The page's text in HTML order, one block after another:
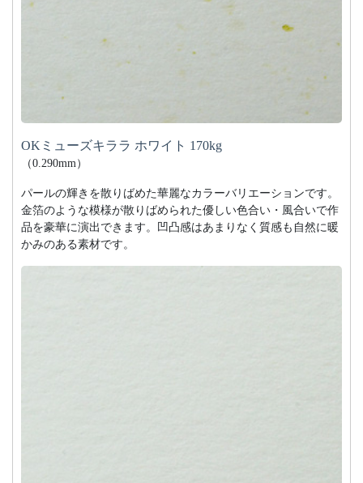
OKミューズキララ ホワイト 170kg
（0.290mm）
パールの輝きを散りばめた華麗なカラーバリエーションです。
金箔のような模様が散りばめられた優しい色合い・風合いで作
品を豪華に演出できます。凹凸感はあまりなく質感も自然に暖
かみのある素材です。